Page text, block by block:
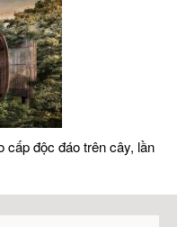
cấp độc đáo trên cây, lần